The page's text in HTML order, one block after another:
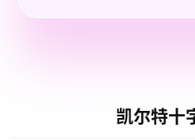
凯尔特十